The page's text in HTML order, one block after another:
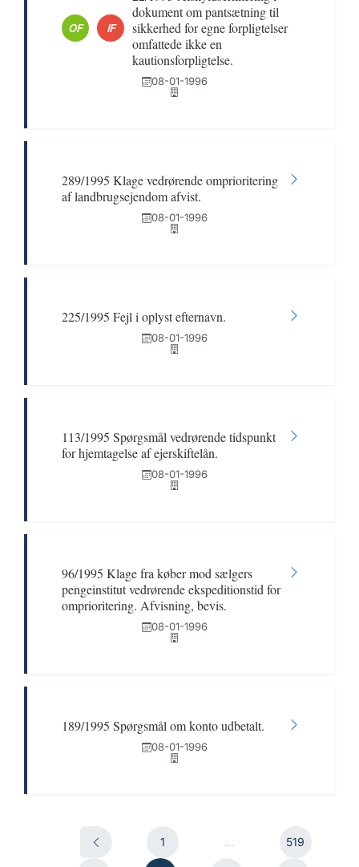
OF IF
dokument om pantsætning til
sikkerhed for egne forpligtelser
omfattede ikke en
kautionsforpligtelse.
08-01-1996
289/1995 Klage vedrørende omprioritering
af landbrugsejendom afvist.
08-01-1996
225/1995 Fejl i oplyst efternavn.
08-01-1996
113/1995 Spørgsmål vedrørende tidspunkt
for hjemtagelse af ejerskiftelån.
08-01-1996
96/1995 Klage fra køber mod sælgers
pengeinstitut vedrørende ekspeditionstid for
omprioritering. Afvisning, bevis.
08-01-1996
189/1995 Spørgsmål om konto udbetalt.
08-01-1996
1 ... 519